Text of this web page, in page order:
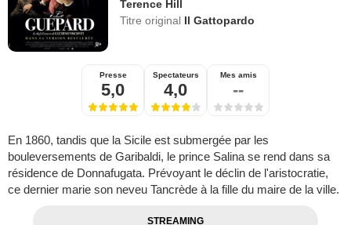
Terence Hill
Titre original Il Gattopardo
Presse
5,0
Spectateurs
4,0
Mes amis
--
En 1860, tandis que la Sicile est submergée par les
bouleversements de Garibaldi, le prince Salina se rend dans sa
résidence de Donnafugata. Prévoyant le déclin de l'aristocratie,
ce dernier marie son neveu Tancrède à la fille du maire de la ville.
STREAMING